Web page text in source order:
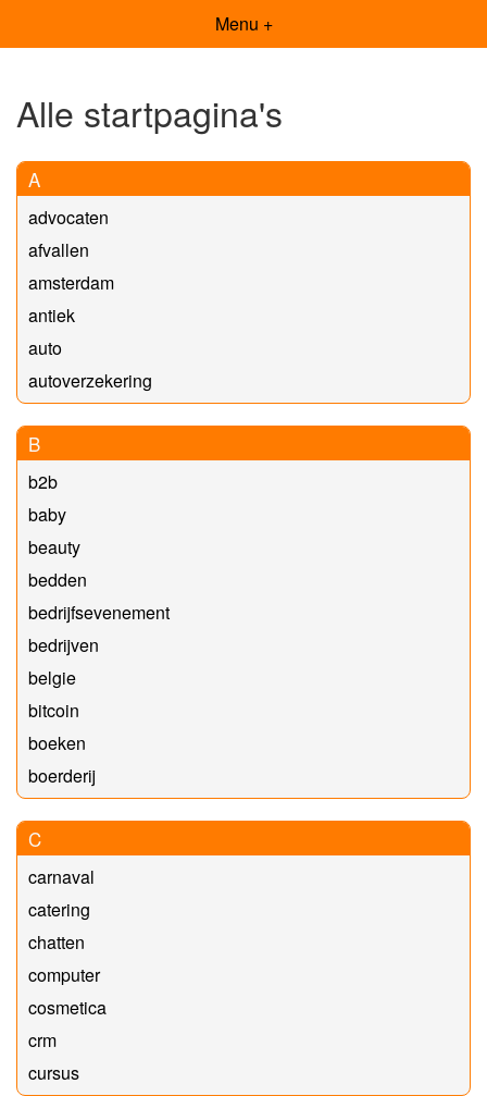
Menu +
Alle startpagina's
A
advocaten
afvallen
amsterdam
antiek
auto
autoverzekering
B
b2b
baby
beauty
bedden
bedrijfsevenement
bedrijven
belgie
bitcoin
boeken
boerderij
C
carnaval
catering
chatten
computer
cosmetica
crm
cursus